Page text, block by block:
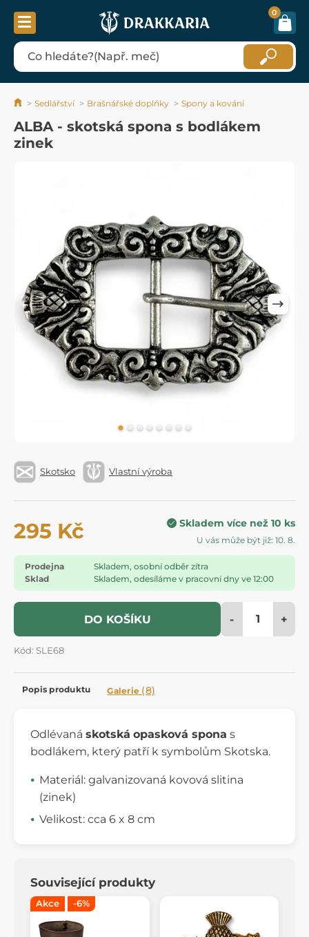
0
Sedlářství Brašnářské doplňky Spony a kování
ALBA - skotská spona s bodlákem
zinek
Skotsko Vlastní výroba
295 Kč Skladem více než 10 ks
U vás může být již: 10. 8.
Prodejna
Skladem, osobní odběr zítra
Sklad
Skladem, odesíláme v pracovní dny ve 12:00
DO KOŠÍKU - +
Kód: SLE68
Popis produktu Galerie (8)
Odlévaná skotská opasková spona s
bodlákem, který patří k symbolům Skotska.
Materiál: galvanizovaná kovová slitina
(zinek)
Velikost: cca 6 x 8 cm
Související produkty
Akce -6%